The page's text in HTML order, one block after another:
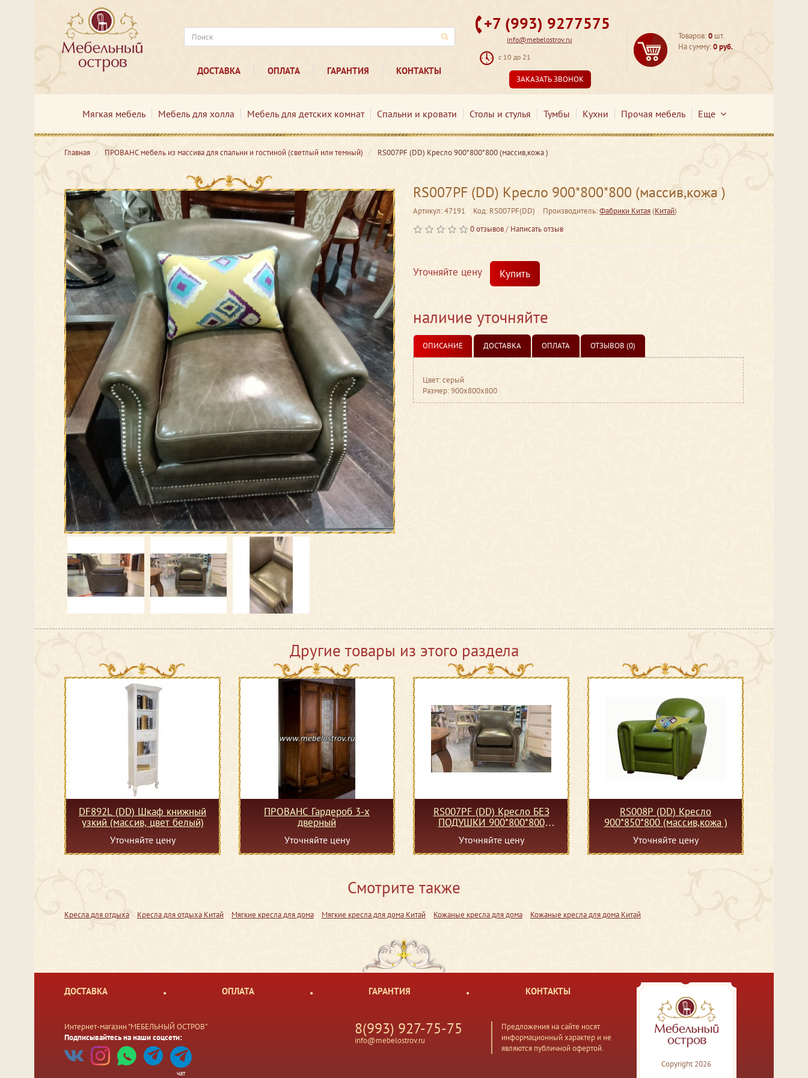
ДОСТАВКА ОПЛАТА ГАРАНТИЯ КОНТАКТЫ
+7 (993) 9277575
info@mebelostrov.ru
с 10 до 21
ЗАКАЗАТЬ ЗВОНОК
Товаров:0 шт.
На сумму:0 руб.
Мягкая мебель Мебель для холла Мебель для детских комнат Спальни и кровати Столы и стулья Тумбы Кухни Прочая мебель Еще
Главная ПРОВАНС мебель из массива для спальни и гостиной (светлый или темный) RS007PF (DD) Кресло 900*800*800 (массив,кожа )
RS007PF (DD) Кресло 900*800*800 (массив,кожа )
Артикул: 47191 Код: RS007PF(DD) Производитель:Фабрики Китая(Китай)
0 отзывов/ Написать отзыв
Уточняйте цену Купить
наличие уточняйте
ОПИСАНИЕ ДОСТАВКА ОПЛАТА ОТЗЫВОВ (0)
Цвет: серый
Размер: 900x800x800
Другие товары из этого раздела
DF892L (DD) Шкаф книжный
узкий (массив, цвет белый)
Уточняйте цену
ПРОВАНС Гардероб 3-х
дверный
Уточняйте цену
RS007PF (DD) Кресло БЕЗ
ПОДУШКИ 900*800*800
Уточняйте цену
RS008P (DD) Кресло
900*850*800 (массив,кожа )
Уточняйте цену
Смотрите также
Кресла для отдыха Кресла для отдыха Китай Мягкие кресла для дома Мягкие кресла для дома Китай Кожаные кресла для дома Кожаные кресла для дома Китай
ДОСТАВКА ОПЛАТА ГАРАНТИЯ КОНТАКТЫ
Интернет-магазин "МЕБЕЛЬНЫЙ ОСТРОВ"
Подписывайтесь на наши соцсети:
чат
8(993) 927-75-75
info@mebelostrov.ru
Предложения на сайте носят
информационный характер и не
являются публичной офертой.
Copyright 2026